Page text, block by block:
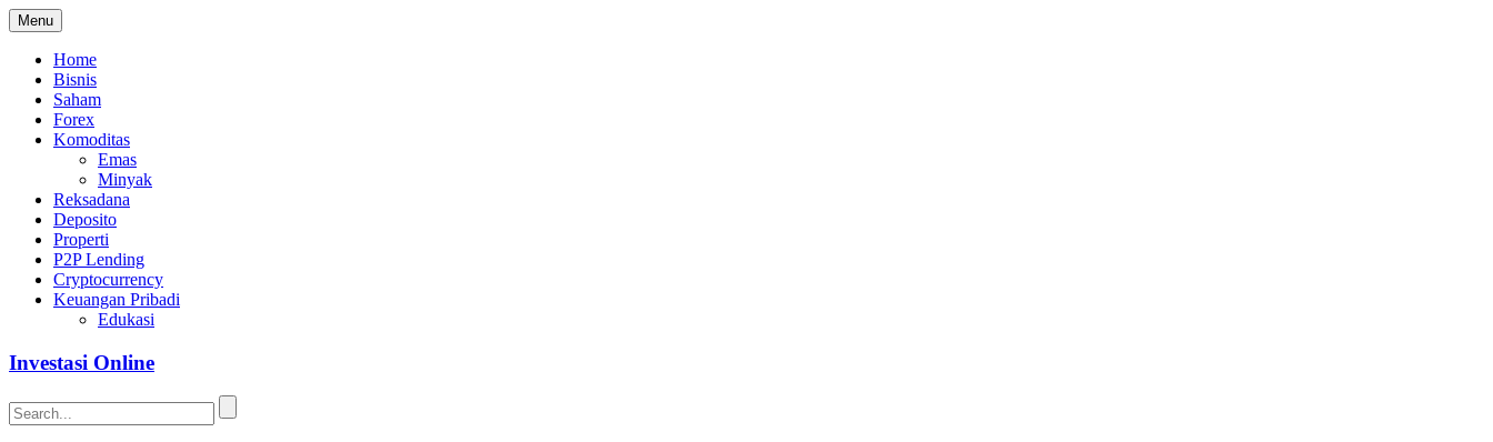
Menu
Home
Bisnis
Saham
Forex
Komoditas
Emas
Minyak
Reksadana
Deposito
Properti
P2P Lending
Cryptocurrency
Keuangan Pribadi
Edukasi
Investasi Online